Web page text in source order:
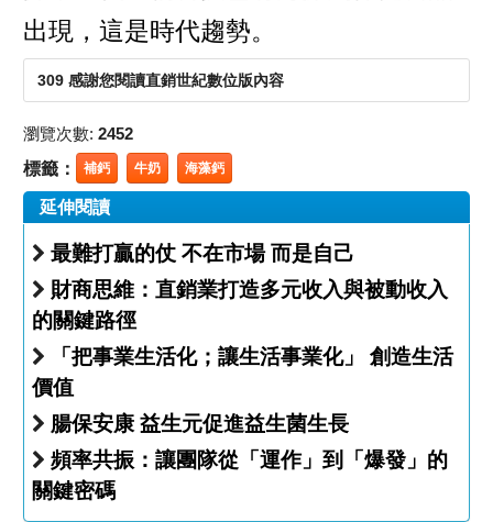
出現，這是時代趨勢。
309 感謝您閱讀直銷世紀數位版內容
瀏覽次數: 2452
標籤： 補鈣 牛奶 海藻鈣
延伸閱讀
最難打贏的仗 不在市場 而是自己
財商思維：直銷業打造多元收入與被動收入
的關鍵路徑
「把事業生活化；讓生活事業化」 創造生活
價值
腸保安康 益生元促進益生菌生長
頻率共振：讓團隊從「運作」到「爆發」的
關鍵密碼